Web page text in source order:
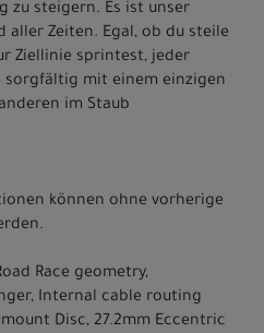
zu steigern. Es ist unser
aller Zeiten. Egal, ob du steile
Ziellinie sprintest, jeder
sorgfältig mit einem einzigen
im Staub
können ohne vorherige
Race geometry,
Internal cable routing
Disc, 27.2mm Eccentric